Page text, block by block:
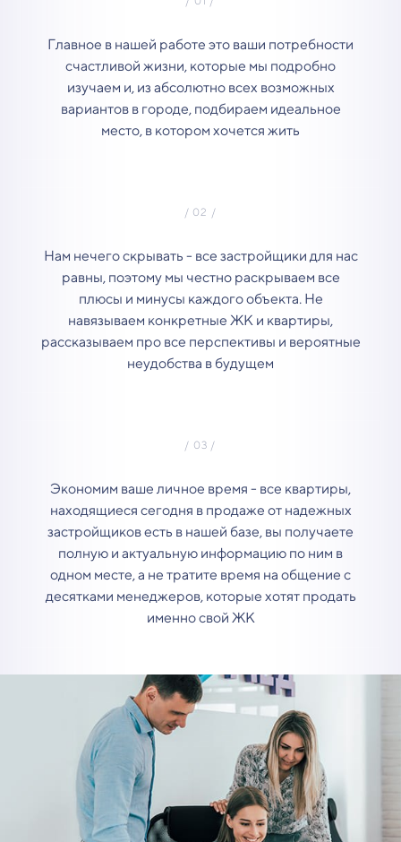
Главное в нашей работе это ваши потребности
счастливой жизни, которые мы подробно
изучаем и, из абсолютно всех возможных
вариантов в городе, подбираем идеальное
место, в котором хочется жить
Нам нечего скрывать - все застройщики для нас
равны, поэтому мы честно раскрываем все
плюсы и минусы каждого объекта. Не
навязываем конкретные ЖК и квартиры,
рассказываем про все перспективы и вероятные
неудобства в будущем
Экономим ваше личное время - все квартиры,
находящиеся сегодня в продаже от надежных
застройщиков есть в нашей базе, вы получаете
полную и актуальную информацию по ним в
одном месте, а не тратите время на общение с
десятками менеджеров, которые хотят продать
именно свой ЖК